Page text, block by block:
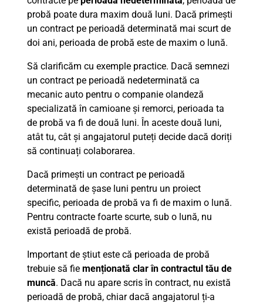
probă poate dura maxim două luni. Dacă primești
un contract pe perioadă determinată mai scurt de
doi ani, perioada de probă este de maxim o lună.
Să clarificăm cu exemple practice. Dacă semnezi
un contract pe perioadă nedeterminată ca
mecanic auto pentru o companie olandeză
specializată în camioane și remorci, perioada ta
de probă va fi de două luni. În aceste două luni,
atât tu, cât și angajatorul puteți decide dacă doriți
să continuați colaborarea.
Dacă primești un contract pe perioadă
determinată de șase luni pentru un proiect
specific, perioada de probă va fi de maxim o lună.
Pentru contracte foarte scurte, sub o lună, nu
există perioadă de probă.
Important de știut este că perioada de probă
trebuie să fie menționată clar în contractul tău de
muncă. Dacă nu apare scris în contract, nu există
perioadă de probă, chiar dacă angajatorul ți-a